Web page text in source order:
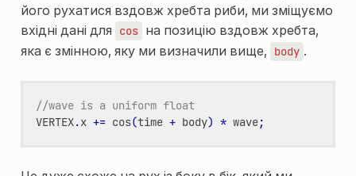
його рухатися вздовж хребта риби, ми зміщуємо
вхідні дані для
cos на позицію вздовж хребта,
яка є змінною, яку ми визначили вище,
body .
//wave is a uniform float
VERTEX.x += cos(time + body) * wave;